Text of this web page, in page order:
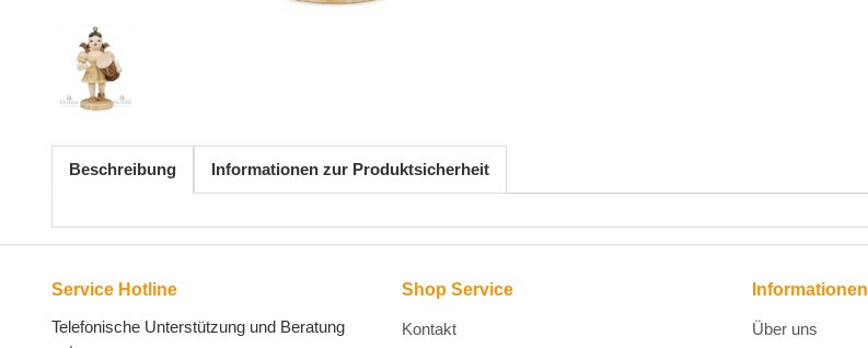
Beschreibung Informationen zur Produktsicherheit
Service Hotline
Telefonische Unterstützung und Beratung
Shop Service
Kontakt
Informationen
Über uns